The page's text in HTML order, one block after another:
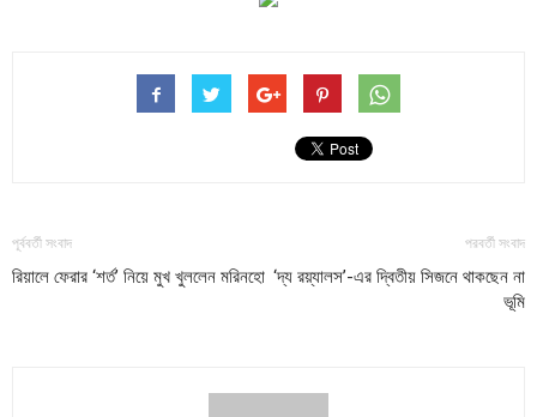
পূর্ববর্তী সংবাদ
রিয়ালে ফেরার ‘শর্ত’ নিয়ে মুখ খুললেন মরিনহো
পরবর্তী সংবাদ
‘দ্য রয়্যালস’-এর দ্বিতীয় সিজনে থাকছেন না
ভূমি